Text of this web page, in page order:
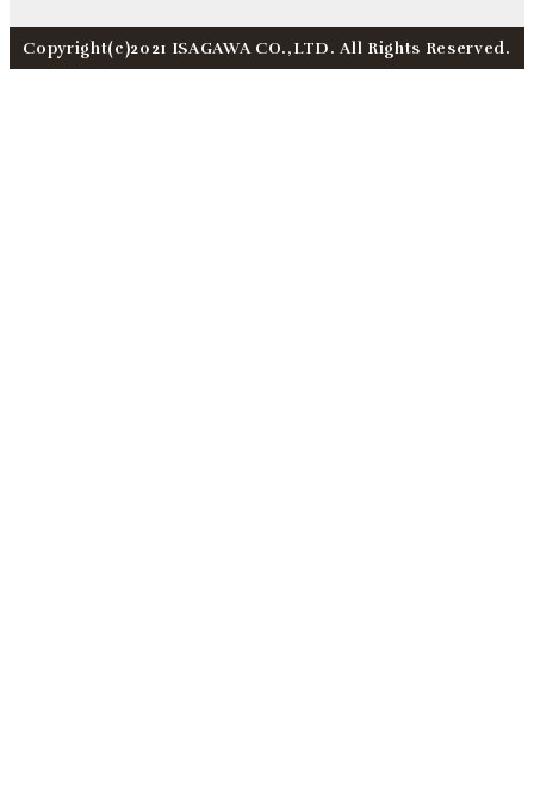
Copyright(c)2021 ISAGAWA CO.,LTD. All Rights Reserved.